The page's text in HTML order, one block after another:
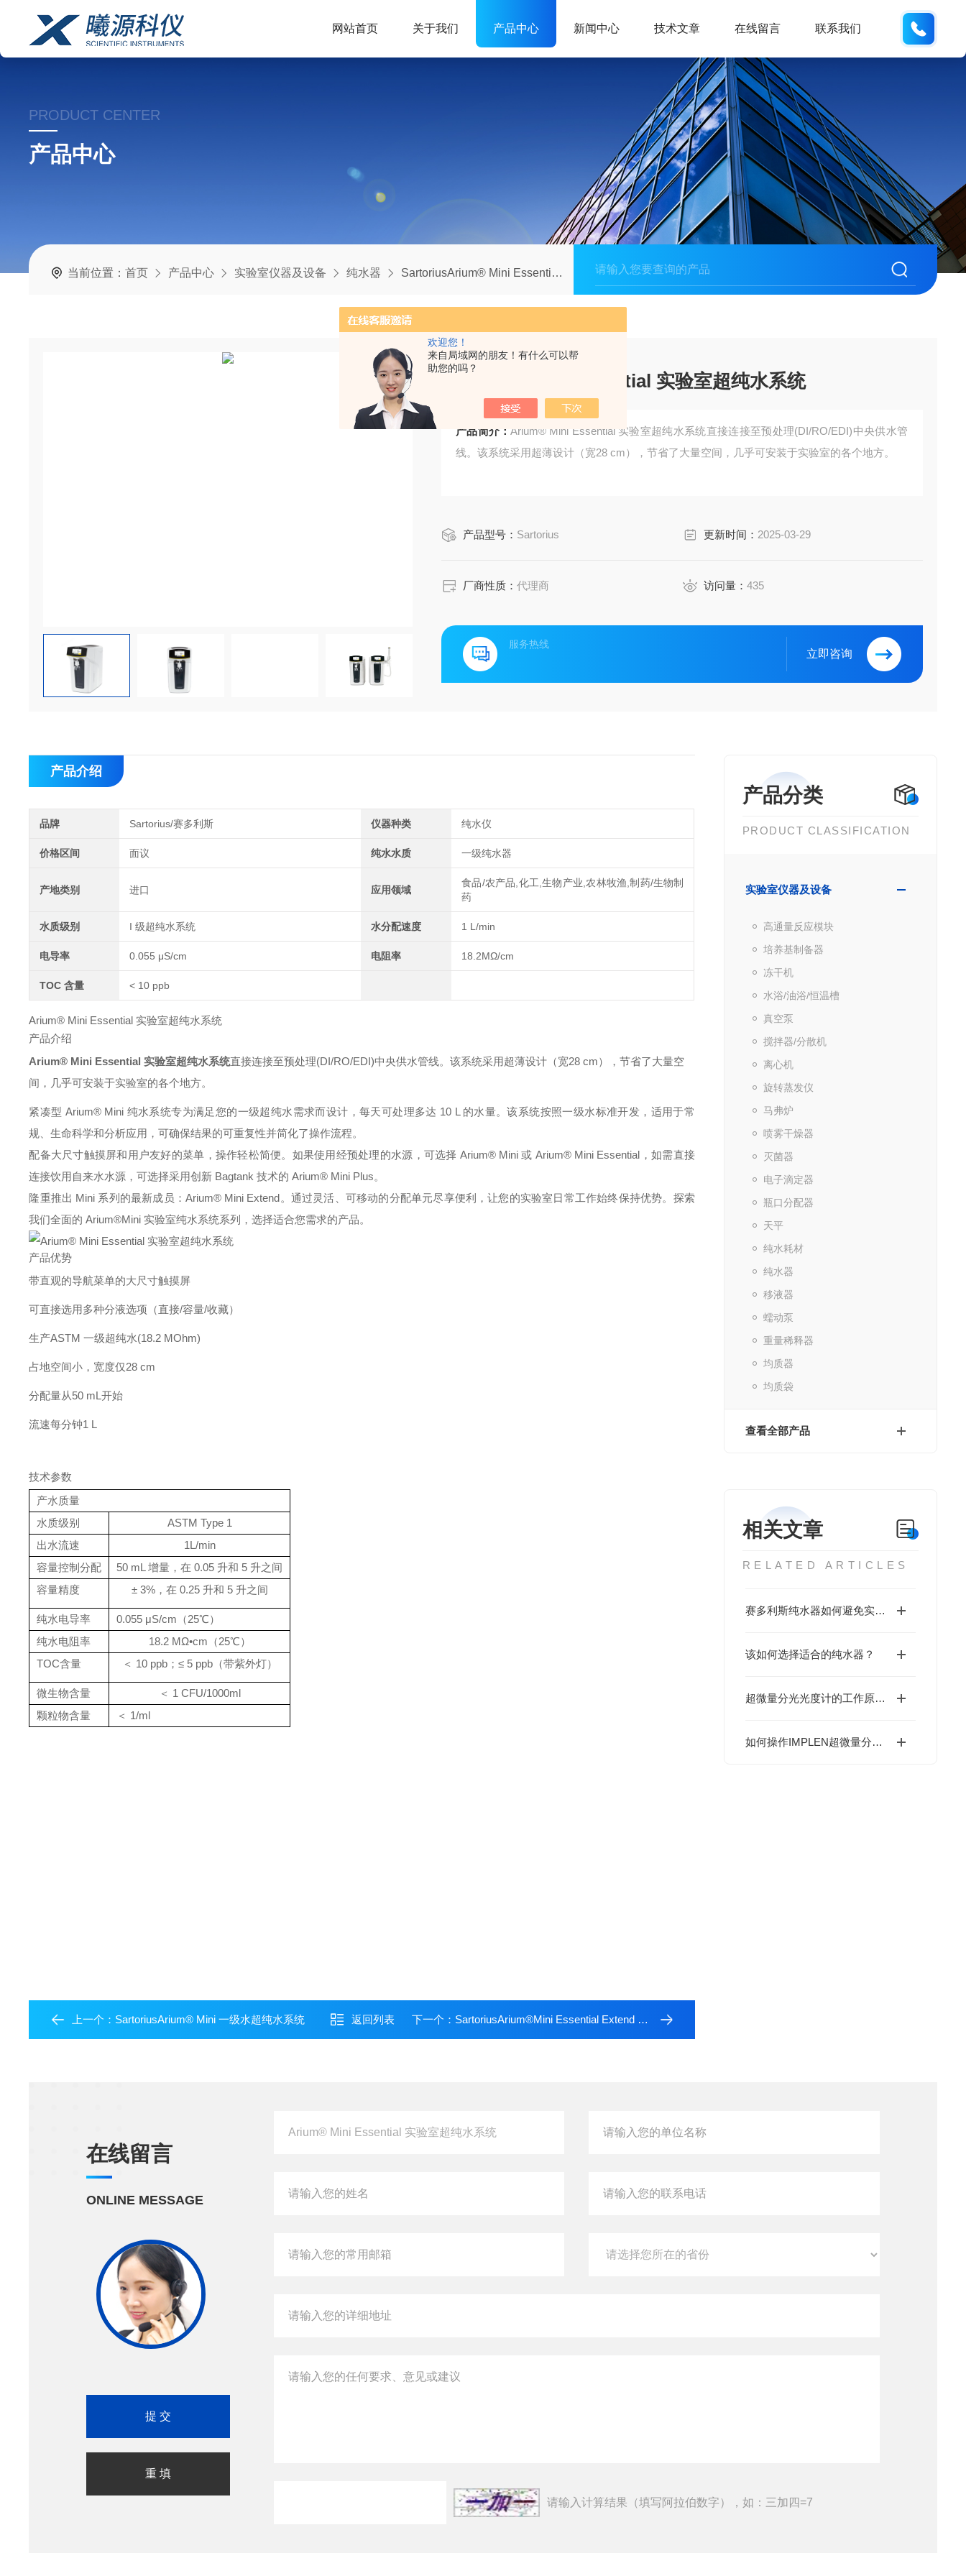
欢迎您！
来自局域网的朋友！有什么可以帮
助您的吗？
网站首页 关于我们 产品中心 新闻中心 技术文章 在线留言 联系我们
PRODUCT CENTER
产品中心
当前位置：首页 产品中心 实验室仪器及设备 纯水器 SartoriusArium® Mini Essential 实验室超纯水系统
Arium® Mini Essential 实验室超纯水系统
产品简介：Arium® Mini Essential 实验室超纯水系统直接连接至预处理(DI/RO/EDI)中央供水管
线。该系统采用超薄设计（宽28 cm），节省了大量空间，几乎可安装于实验室的各个地方。
产品型号： Sartorius 更新时间： 2025-03-29
厂商性质：代理商 访问量： 435
服务热线
立即咨询
产品分类
PRODUCT CLASSIFICATION
实验室仪器及设备
高通量反应模块
培养基制备器
冻干机
水浴/油浴/恒温槽
真空泵
搅拌器/分散机
离心机
旋转蒸发仪
马弗炉
喷雾干燥器
灭菌器
电子滴定器
瓶口分配器
天平
纯水耗材
纯水器
移液器
蠕动泵
重量稀释器
均质器
均质袋
查看全部产品
相关文章
RELATED ARTICLES
赛多利斯纯水器如何避免实验交叉污染？
该如何选择适合的纯水器？
超微量分光光度计的工作原理及应用
如何操作IMPLEN超微量分光光度计进行实验？
产品介绍
品牌 Sartorius/赛多利斯 仪器种类 纯水仪
价格区间 面议 纯水水质 一级纯水器
产地类别 进口 应用领域
食品/农产品,化工,生物产业,农林牧渔,制药/生物制
药
水质级别 I 级超纯水系统 水分配速度 1 L/min
电导率 0.055 μS/cm 电阻率 18.2MΩ/cm
TOC 含量 < 10 ppb
Arium® Mini Essential 实验室超纯水系统
产品介绍
Arium® Mini Essential 实验室超纯水系统直接连接至预处理(DI/RO/EDI)中央供水管线。该系统采用超薄设计（宽28 cm），节省了大量空
间，几乎可安装于实验室的各个地方。
紧凑型 Arium® Mini 纯水系统专为满足您的一级超纯水需求而设计，每天可处理多达 10 L 的水量。该系统按照一级水标准开发，适用于常
规、生命科学和分析应用，可确保结果的可重复性并简化了操作流程。
配备大尺寸触摸屏和用户友好的菜单，操作轻松简便。如果使用经预处理的水源，可选择 Arium® Mini 或 Arium® Mini Essential，如需直接
连接饮用自来水水源，可选择采用创新 Bagtank 技术的 Arium® Mini Plus。
隆重推出 Mini 系列的最新成员：Arium® Mini Extend。通过灵活、可移动的分配单元尽享便利，让您的实验室日常工作始终保持优势。探索
我们全面的 Arium®Mini 实验室纯水系统系列，选择适合您需求的产品。
产品优势
带直观的导航菜单的大尺寸触摸屏
可直接选用多种分液选项（直接/容量/收藏）
生产ASTM 一级超纯水(18.2 MOhm)
占地空间小，宽度仅28 cm
分配量从50 mL开始
流速每分钟1 L
技术参数
产水质量
水质级别
ASTM Type 1
出水流速
1L/min
容量控制分配
50 mL 增量，在 0.05 升和 5 升之间
容量精度
± 3%，在 0.25 升和 5 升之间
纯水电导率
0.055 μS/cm（25℃）
纯水电阻率
18.2 MΩ•cm（25℃）
TOC含量
＜ 10 ppb；≤ 5 ppb（带紫外灯）
微生物含量 ＜ 1 CFU/1000ml
颗粒物含量
＜ 1/ml
上一个： SartoriusArium® Mini 一级水超纯水系统 返回列表 下一个： SartoriusArium®Mini Essential Extend 纯水系统
在线留言
ONLINE MESSAGE
请输入计算结果（填写阿拉伯数字），如：三加四=7